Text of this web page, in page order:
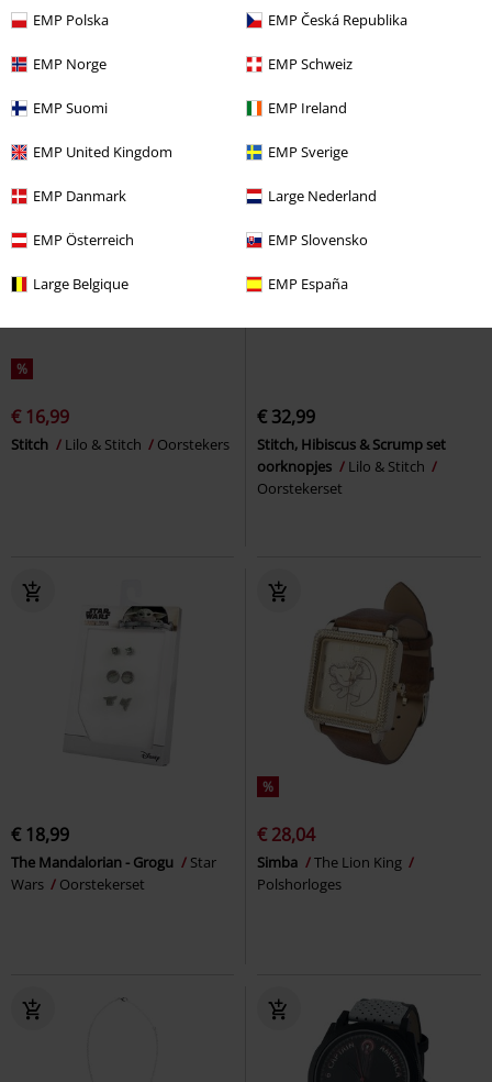
EMP Polska EMP Česká Republika
EMP Norge EMP Schweiz
EMP Suomi EMP Ireland
EMP United Kingdom EMP Sverige
EMP Danmark Large Nederland
EMP Österreich EMP Slovensko
Large Belgique EMP España
Ariel
The Little Mermaid
The Mandalorian - Grogu Ice
%
€ 16,99
Stitch Lilo & Stitch Oorstekers
€ 32,99
Stitch, Hibiscus & Scrump set
oorknopjes
Lilo & Stitch
Oorstekerset
€ 18,99
The Mandalorian - Grogu
Star
Wars
Oorstekerset
%
€ 28,04
Simba
The Lion King
Polshorloges